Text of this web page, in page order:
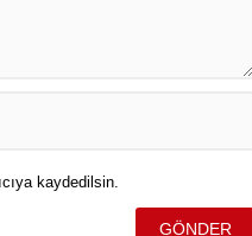
kaydedilsin.